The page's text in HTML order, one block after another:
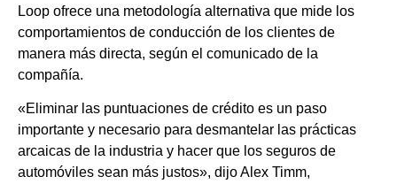
Loop ofrece una metodología alternativa que mide los
comportamientos de conducción de los clientes de
manera más directa, según el comunicado de la
compañía.
«Eliminar las puntuaciones de crédito es un paso
importante y necesario para desmantelar las prácticas
arcaicas de la industria y hacer que los seguros de
automóviles sean más justos», dijo Alex Timm,